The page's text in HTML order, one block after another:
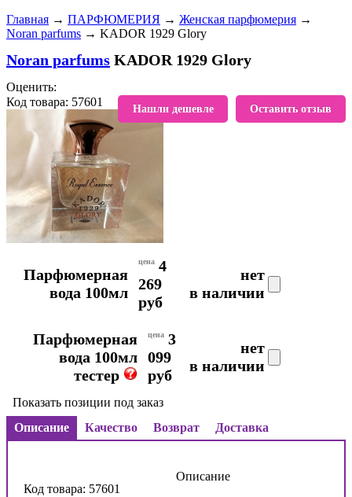
Главная → ПАРФЮМЕРИЯ → Женская парфюмерия →
Noran parfums → KADOR 1929 Glory
Noran parfums KADOR 1929 Glory
Оставить отзыв
Нашли дешевле
Оценить:
Код товара: 57601
В избранное
Парфюмерная
вода 100мл
цена 4
269
руб
нет
в наличии
Парфюмерная
вода 100мл
тестер
цена 3
099
руб
нет
в наличии
Показать позиции под заказ
Описание
Качество Возврат Доставка
Код товара: 57601
Описание